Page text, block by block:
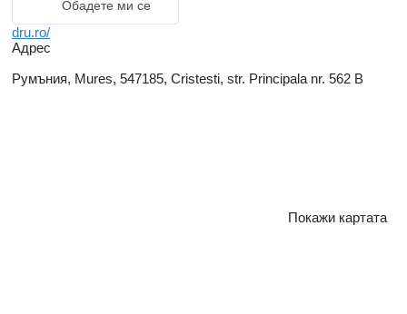
Обадете ми се
dru.ro/
Адрес
Румъния, Mures, 547185, Cristesti, str. Principala nr. 562 B
Покажи картата